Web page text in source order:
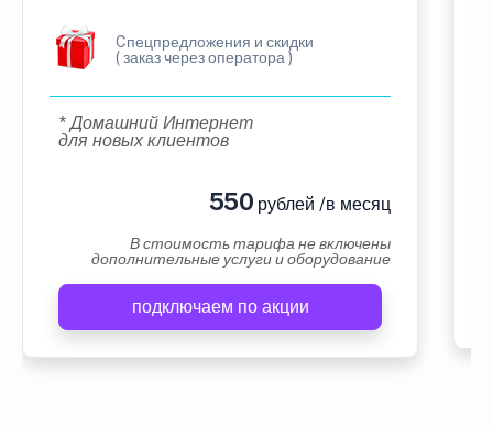
Cпецпредложения и скидки
( заказ через оператора )
* Домашний Интернет
для новых клиентов
550 рублей /в месяц
В стоимость тарифа не включены
дополнительные услуги и оборудование
подключаем по акции